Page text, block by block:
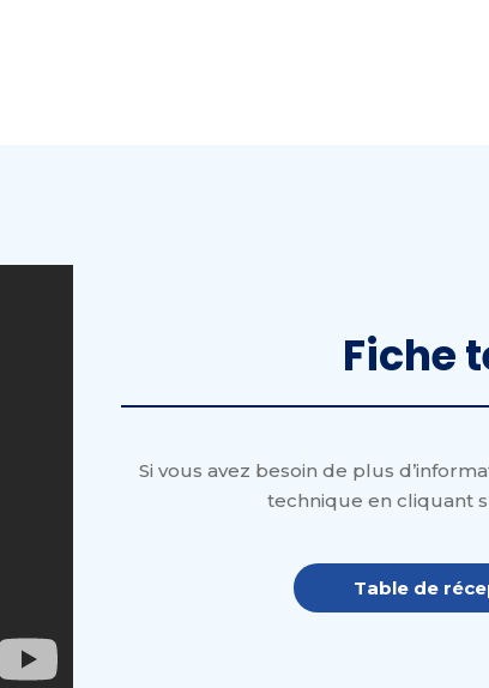
Fiche
Si vous avez besoin de plus
technique en cliquant
Table de